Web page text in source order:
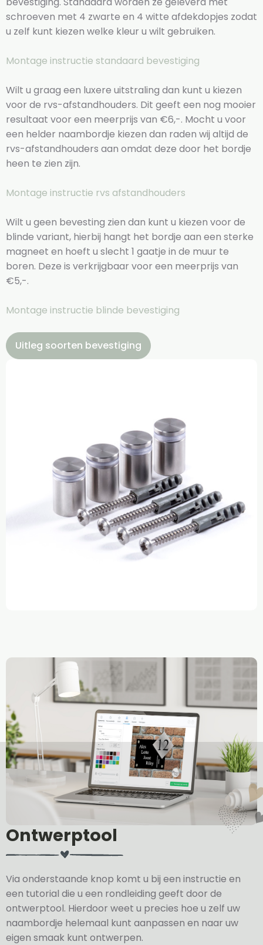
schroeven met 4 zwarte en 4 witte afdekdopjes zodat
u zelf kunt kiezen welke kleur u wilt gebruiken.
Montage instructie standaard bevestiging
Wilt u graag een luxere uitstraling dan kunt u kiezen
voor de rvs-afstandhouders. Dit geeft een nog mooier
resultaat voor een meerprijs van €6,-. Mocht u voor
een helder naambordje kiezen dan raden wij altijd de
rvs-afstandhouders aan omdat deze door het bordje
heen te zien zijn.
Montage instructie rvs afstandhouders
Wilt u geen bevesting zien dan kunt u kiezen voor de
blinde variant, hierbij hangt het bordje aan een sterke
magneet en hoeft u slecht 1 gaatje in de muur te
boren. Deze is verkrijgbaar voor een meerprijs van
€5,-.
Montage instructie blinde bevestiging
Uitleg soorten bevestiging
Ontwerptool
Via onderstaande knop komt u bij een instructie en
een tutorial die u een rondleiding geeft door de
ontwerptool. Hierdoor weet u precies hoe u zelf uw
naambordje helemaal kunt aanpassen en naar uw
eigen smaak kunt ontwerpen.